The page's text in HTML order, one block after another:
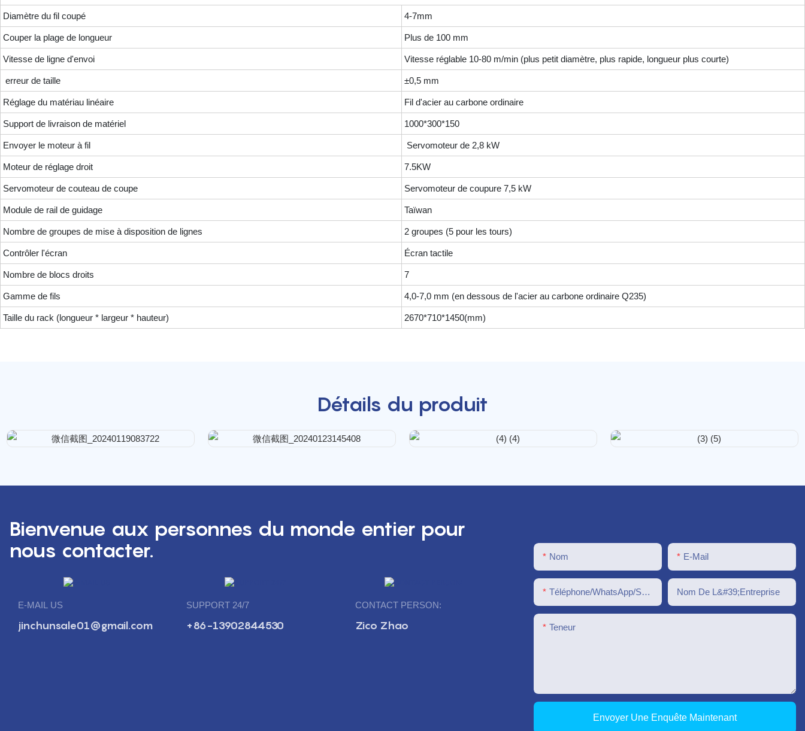
Diamètre du fil coupé 4-7mm
Couper la plage de longueur Plus de 100 mm
Vitesse de ligne d'envoi Vitesse réglable 10-80 m/min (plus petit diamètre, plus rapide, longueur plus courte)
erreur de taille ±0,5 mm
Réglage du matériau linéaire Fil d'acier au carbone ordinaire
Support de livraison de matériel 1000*300*150
Envoyer le moteur à fil Servomoteur de 2,8 kW
Moteur de réglage droit 7.5KW
Servomoteur de couteau de coupe Servomoteur de coupure 7,5 kW
Module de rail de guidage Taïwan
Nombre de groupes de mise à disposition de lignes 2 groupes (5 pour les tours)
Contrôler l'écran Écran tactile
Nombre de blocs droits 7
Gamme de fils 4,0-7,0 mm (en dessous de l'acier au carbone ordinaire Q235)
Taille du rack (longueur * largeur * hauteur) 2670*710*1450(mm)
Détails du produit
Bienvenue aux personnes du monde entier pour
nous contacter.
E-MAIL US
jinchunsale01@gmail.com
SUPPORT 24/7
+86-13902844530
CONTACT PERSON:
Zico Zhao
Nom E-Mail
Téléphone/WhatsApp/Skype Nom De L&#39;entreprise
Teneur
Envoyer Une Enquête Maintenant